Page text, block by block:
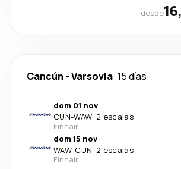
desde
Cancún -Varsovia 15 días
dom 01 nov
CUN-WAW· 2 escalas
Finnair
dom 15 nov
WAW-CUN· 2 escalas
Finnair